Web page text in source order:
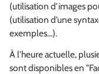
(utilisation d’images
(utilisation d’une
exemples…).
À l'heure actuelle,
sont disponibles en